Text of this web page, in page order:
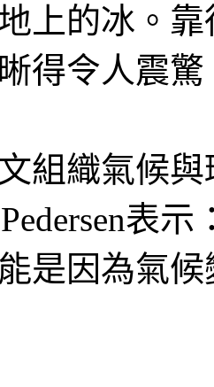
上的冰。
得令人震
組織氣候
Pedersen表
是因為氣